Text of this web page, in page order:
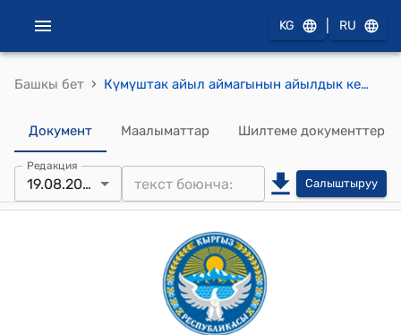
KG RU
Башкы бет › Күмүштак айыл аймагынын айылдык кеңешинин 2024-жылдын 19-августундагы № 3 "Күмүштак айыл өкмөтүнүн муниципалдык менчигине жер тилке сатып алуу үчүн мурунку Боо-Терек айыл өкмөтүнүн 2024-жылдын бюджетинен жаңы көчөлөргө көпүрөлөрдү алууга бөлүнгөн акча каражатты жылдыруу жөнүндө" токтому
Документ Маалыматтар Шилтеме документтер
Редакция
19.08.2024 Салыштыруу